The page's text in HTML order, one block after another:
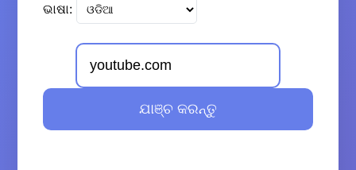
ଭାଷା:
ଯାଞ୍ଚ କରନ୍ତୁ